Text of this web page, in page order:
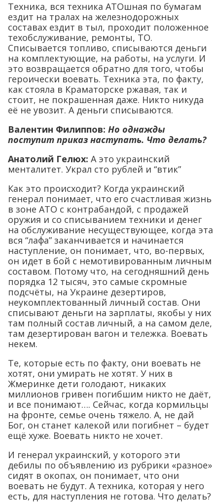
Техника, вся техника АТОшная по бумагам
ездит на тралах на железнодорожных
составах ездит в тыл, проходит положенное
техобслуживание, ремонты, ТО.
Списывается топливо, списываются деньги
на комплектующие, на работы, на услуги. И
это возвращается обратно для того, чтобы
героически воевать. Техника эта, по факту,
как стояла в Краматорске ржавая, так и
стоит, не покрашенная даже. Никто никуда
её не увозит. А деньги списываются.
Валентин Филиппов: Но однажды
поступит приказ наступать. Что делать?
Анатолий Гелюх: А это украинский
менталитет. Украл сто рублей и “втик”
Как это происходит? Когда украинский
генерал понимает, что его счастливая жизнь
в зоне АТО с контрабандой, с продажей
оружия и со списыванием техники и денег
на обслуживание несуществующее, когда эта
вся “лафа” заканчивается и начинается
наступление, он понимает, что, во-первых,
он идет в бой с немотивированным личным
составом. Потому что, на сегодняшний день
порядка 12 тысяч, это самые скромные
подсчёты, на Украине дезертиров,
неукомплектованный личный состав. Они
списывают деньги на зарплаты, якобы у них
там полный состав личный, а на самом деле,
там дезертирован вагон и тележка. Воевать
некем.
Те, которые есть по факту, они воевать не
хотят, они умирать не хотят. У них в
Жмеринке дети голодают, никаких
миллионов гривен погибшим никто не даёт,
и все понимают…. Сейчас, когда кормильцы
на фронте, семье очень тяжело. А, не дай
Бог, он станет калекой или погибнет – будет
ещё хуже. Воевать никто не хочет.
И генерал украинский, у которого эти
дебилы по объявлению из рубрики «разное»
сидят в окопах, он понимает, что они
воевать не будут. А техника, которая у него
есть, для наступления не готова. Что делать?